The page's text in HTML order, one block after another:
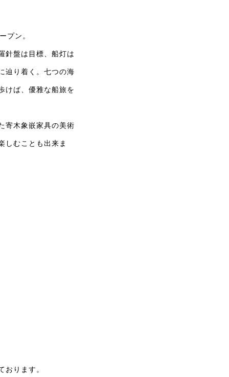
プン。
針盤は目標、船灯は
辿り着く。七つの海
けば、優雅な船旅を
寄木象嵌家具の美術
しむことも出来ま
ります。